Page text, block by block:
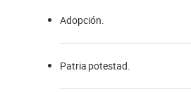
Adopción.
Patria potestad.